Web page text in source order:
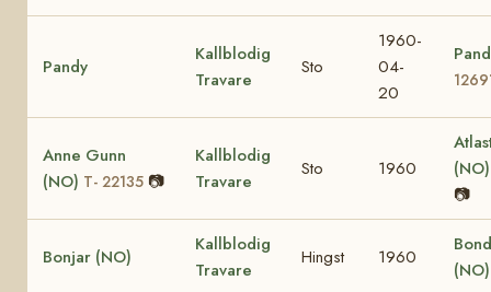
Pandy
Kallblodig
Travare
Sto
1960-
04-
20
Anne Gunn
(NO) T- 22135 📷
Kallblodig
Travare
Sto 1960
📷
Bonjar (NO)
Kallblodig
Travare
Hingst 1960